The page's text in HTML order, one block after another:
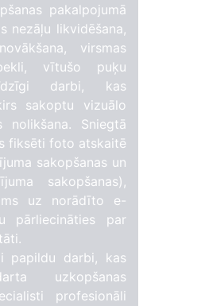
pakalpojumā
nezāļu likvidēšana,
virsmas
vītušo puķu
darbi, kas
sakoptu vizuālo
Sniegtā
fiksēti foto atskaitē
sakopšanas un
sakopšanas),
uz norādīto e-
pārliecināties par
papildu darbi, kas
uzkopšanas
profesionāli